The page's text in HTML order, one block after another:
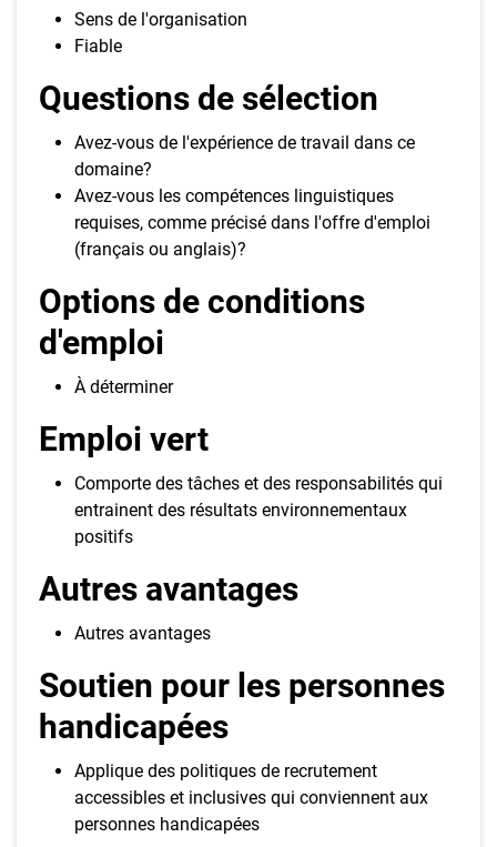
Sens de l'organisation
Fiable
Questions de sélection
Avez-vous de l'expérience de travail dans ce
domaine?
Avez-vous les compétences linguistiques
requises, comme précisé dans l'offre d'emploi
(français ou anglais)?
Options de conditions
d'emploi
À déterminer
Emploi vert
Comporte des tâches et des responsabilités qui
entrainent des résultats environnementaux
positifs
Autres avantages
Autres avantages
Soutien pour les personnes
handicapées
Applique des politiques de recrutement
accessibles et inclusives qui conviennent aux
personnes handicapées